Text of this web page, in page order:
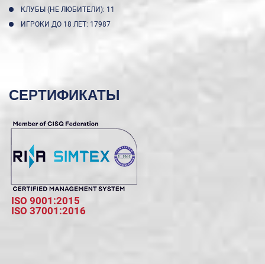
КЛУБЫ (НЕ ЛЮБИТЕЛИ): 11
ИГРОКИ ДО 18 ЛЕТ: 17987
СЕРТИФИКАТЫ
ISO 9001:2015
ISO 37001:2016